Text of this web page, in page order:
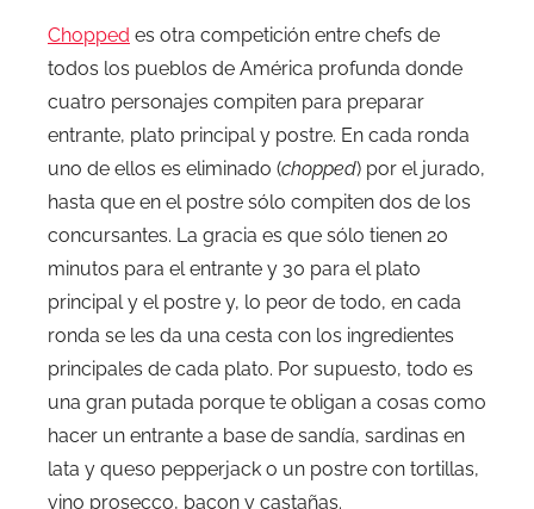
Chopped es otra competición entre chefs de
todos los pueblos de América profunda donde
cuatro personajes compiten para preparar
entrante, plato principal y postre. En cada ronda
uno de ellos es eliminado (chopped) por el jurado,
hasta que en el postre sólo compiten dos de los
concursantes. La gracia es que sólo tienen 20
minutos para el entrante y 30 para el plato
principal y el postre y, lo peor de todo, en cada
ronda se les da una cesta con los ingredientes
principales de cada plato. Por supuesto, todo es
una gran putada porque te obligan a cosas como
hacer un entrante a base de sandía, sardinas en
lata y queso pepperjack o un postre con tortillas,
vino prosecco, bacon y castañas.